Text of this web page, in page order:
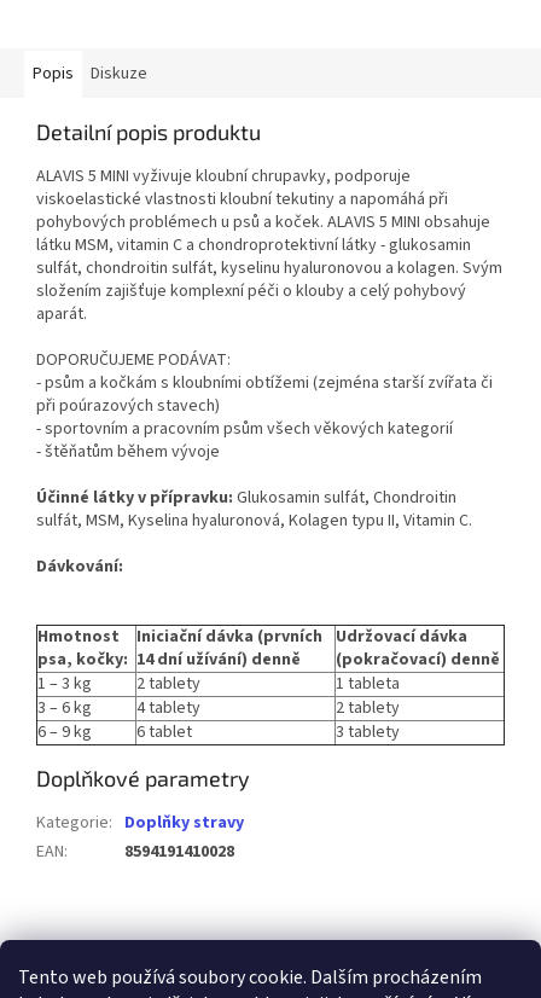
Tento web používá soubory cookie. Dalším procházením
Popis Diskuze
Detailní popis produktu
ALAVIS 5 MINI vyživuje kloubní chrupavky, podporuje
viskoelastické vlastnosti kloubní tekutiny a napomáhá při
pohybových problémech u psů a koček. ALAVIS 5 MINI obsahuje
látku MSM, vitamin C a chondroprotektivní látky - glukosamin
sulfát, chondroitin sulfát, kyselinu hyaluronovou a kolagen. Svým
složením zajišťuje komplexní péči o klouby a celý pohybový
aparát.
DOPORUČUJEME PODÁVAT:
- psům a kočkám s kloubními obtížemi (zejména starší zvířata či
při poúrazových stavech)
- sportovním a pracovním psům všech věkových kategorií
- štěňatům během vývoje
Účinné látky v přípravku: Glukosamin sulfát, Chondroitin
sulfát, MSM, Kyselina hyaluronová, Kolagen typu II, Vitamin C.
Dávkování:
Hmotnost
psa, kočky:
Iniciační dávka (prvních
14 dní užívání) denně
Udržovací dávka
(pokračovací) denně
1 – 3 kg
2 tablety
1 tableta
3 – 6 kg
4 tablety
2 tablety
6 – 9 kg
6 tablet 3 tablety
Doplňkové parametry
Kategorie: Doplňky stravy
EAN: 8594191410028
á